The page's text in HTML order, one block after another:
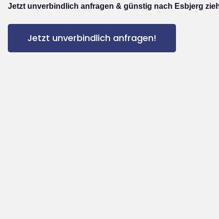
Jetzt unverbindlich anfragen & günstig nach Esbjerg
Jetzt unverbindlich anfragen!